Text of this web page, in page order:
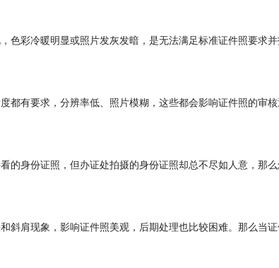
色彩冷暖明显或照片发灰发暗，是无法满足标准证件照要求
都有要求，分辨率低、照片模糊，这些都会影响证件照的审
的身份证照，但办证处拍摄的身份证照却总不尽如人意，那
斜肩现象，影响证件照美观，后期处理也比较困难。那么当